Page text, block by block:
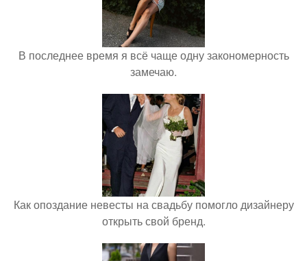
В последнее время я всё чаще одну закономерность
замечаю.
Как опоздание невесты на свадьбу помогло дизайнеру
открыть свой бренд.